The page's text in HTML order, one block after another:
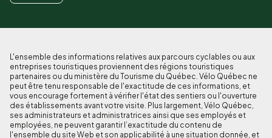
L'ensemble des informations relatives aux parcours cyclables ou aux
entreprises touristiques proviennent des régions touristiques
partenaires ou du ministère du Tourisme du Québec. Vélo Québec ne
peut être tenu responsable de l'exactitude de ces informations, et
vous encourage fortement à vérifier l'état des sentiers ou l'ouverture
des établissements avant votre visite. Plus largement, Vélo Québec,
ses administrateurs et administratrices ainsi que ses employés et
employées, ne peuvent garantir l’exactitude du contenu de
l'ensemble du site Web et son applicabilité à une situation donnée, et